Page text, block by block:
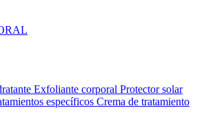
Exfoliante corporal Protector solar
específicos Crema de tratamiento